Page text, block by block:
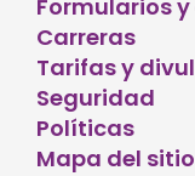
Formularios
Carreras
Tarifas y
Seguridad
Políticas
Mapa del sitio